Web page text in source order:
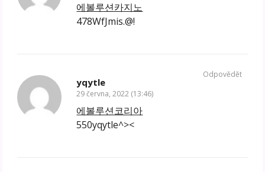
에볼루션카지노
478WfJmis.@!
yqytle
29 června, 2022 (13:46)
에볼루션코리아
550yqytle^><
Odpovědět